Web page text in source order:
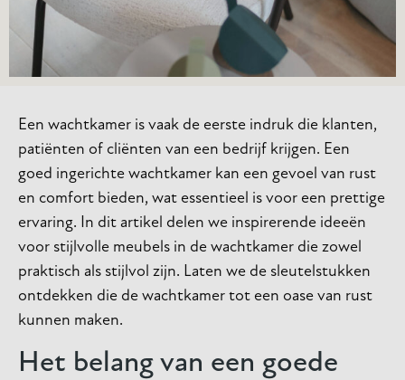
Een wachtkamer is vaak de eerste indruk die klanten,
patiënten of cliënten van een bedrijf krijgen. Een
goed ingerichte wachtkamer kan een gevoel van rust
en comfort bieden, wat essentieel is voor een prettige
ervaring. In dit artikel delen we inspirerende ideeën
voor stijlvolle meubels in de wachtkamer die zowel
praktisch als stijlvol zijn. Laten we de sleutelstukken
ontdekken die de wachtkamer tot een oase van rust
kunnen maken.
Het belang van een goede